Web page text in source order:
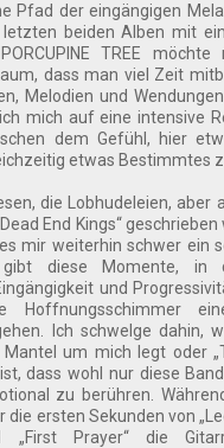
Pfad der eingängigen
letzten beiden Alben mit
TREE
dass man viel Zeit
Melodien und
mich auf eine intensive
dem Gefühl, hier
etwas Bestimmtes
die Lobhudeleien, aber
End Kings“
mir weiterhin schwer ein
diese Momente, in
und
Hoffnungsschimmer
Ich schwelge dahin,
um mich legt oder
dass wohl nur diese
zu berühren.
die ersten Sekunden von
„First Prayer“ die